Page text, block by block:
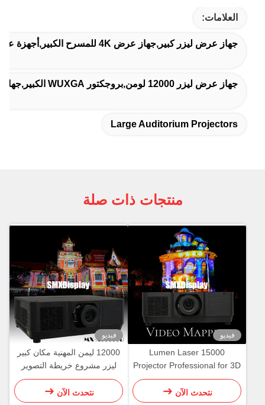
العلامات:
جهاز عرض ليزر كبير,جهاز عرض 4K للمسرح الكبير,أجهزة عرض للقاعات الكبيرة
جهاز عرض ليزر 12000 لومن,بروجكتور WUXGA الكبير,جهاز عرض ليزر 3LCD
Large Auditorium Projectors
منتجات ذات صلة
فيديو
15000 Lumen Laser
Projector Professional for 3D
Hologram Video Mapping
Projection
نتحدث الآن
فيديو
12000 ليمن المهنية مكان كبير
ليزر مشروع خريطة التصوير
نتحدث الآن